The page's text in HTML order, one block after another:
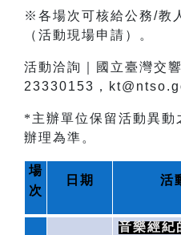
※各場次可核給公務/教
（活動現場申請）。
活動洽詢｜國立臺灣交
23330153，
*主辦單位保留活動異動
辦理為準。
場
次
日期 活
音樂經紀